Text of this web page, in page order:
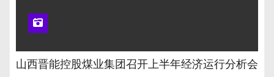
山西晋能控股煤业集团召开上半年经济运行分析会